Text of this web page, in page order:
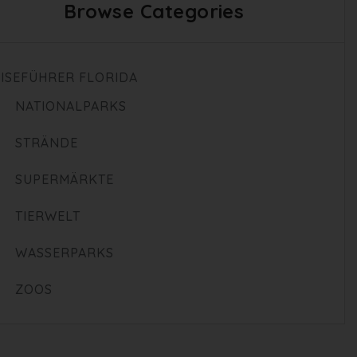
Browse Categories
FLORIDA
NATIONALPARKS
STRÄNDE
SUPERMÄRKTE
TIERWELT
WASSERPARKS
ZOOS